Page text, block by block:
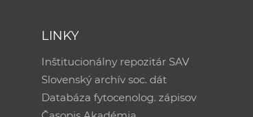
LINKY
Inštitucionálny repozitár SAV
Slovenský archív soc. dát
Databáza fytocenolog. zápisov